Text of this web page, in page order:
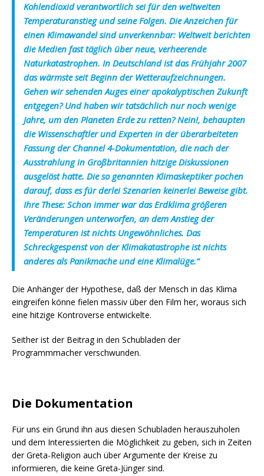
Kohlendioxid verantwortlich sei für den weltweiten
Temperaturanstieg und seine Folgen. Die Anzeichen für
einen Klimawandel sind unverkennbar: Weltweit berichten
die Medien fast täglich über neue, verheerende
Naturkatastrophen. In Deutschland ist das Frühjahr 2007
das wärmste seit Beginn der Wetteraufzeichnungen.
Gehen wir sehenden Auges einer apokalyptischen Zukunft
entgegen? Und haben wir tatsächlich nur noch wenige
Jahre, um den Planeten Erde zu retten? Nein!, behaupten
die Wissenschaftler und Experten in der überarbeiteten
Fassung der Channel 4-Dokumentation, die nach der
Ausstrahlung in Großbritannien hitzige Diskussionen
ausgelöst hatte. Die so genannten Klimaskeptiker pochen
darauf, dass es für derlei Szenarien keinerlei Beweise gibt.
Ihre These: Schon immer war das Erdklima größeren
Veränderungen unterworfen, an dem Anstieg der
Temperaturen ist nichts Ungewöhnliches. Das
Schreckgespenst von der Klimakatastrophe ist nichts
anderes als Panikmache und eine Klimalüge.“
Die Anhänger der Hypothese, daß der Mensch in das Klima
eingreifen könne fielen massiv über den Film her, woraus sich
eine hitzige Kontroverse entwickelte.
Seither ist der Beitrag in den Schubladen der
Programmmacher verschwunden.
Die Dokumentation
Für uns ein Grund ihn aus diesen Schubladen herauszuholen
und dem Interessierten die Möglichkeit zu geben, sich in Zeiten
der Greta-Religion auch über Argumente der Kreise zu
informieren, die keine Greta-Jünger sind.